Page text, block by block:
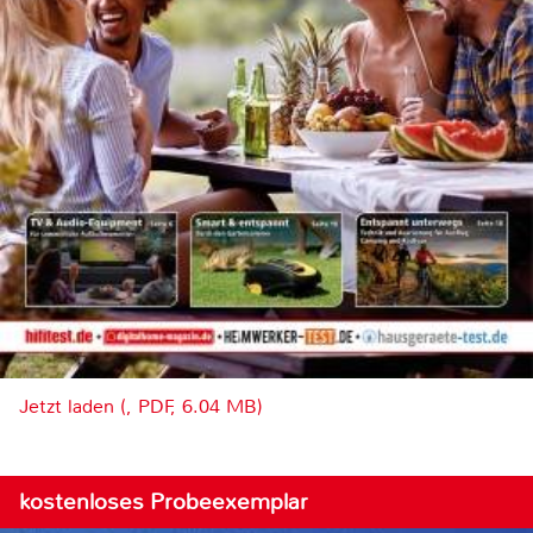
Jetzt laden (, PDF, 6.04 MB)
kostenloses Probeexemplar